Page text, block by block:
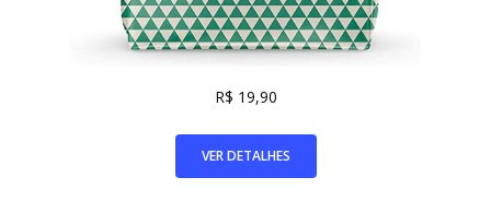
R$ 19,90
VER DETALHES